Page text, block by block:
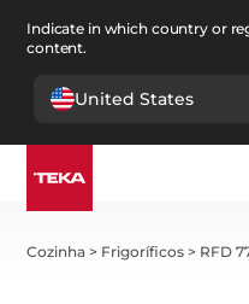
Indicate in which country or
content.
United States
Cozinha > Frigoríficos > RFD